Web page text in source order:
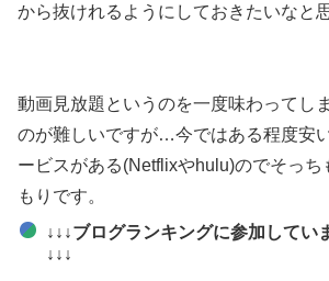
から抜けれるようにしておきたいなと
動画見放題というのを一度味わってし
のが難しいですが…今ではある程度安
ービスがある(Netflixやhulu)のでそっち
もりです。
↓↓↓ブログランキングに参加してい
↓↓↓